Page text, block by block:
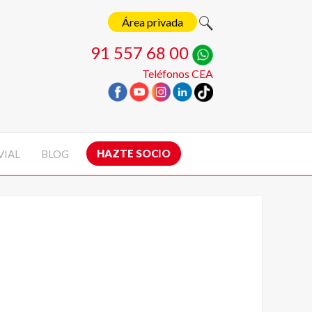
Área privada
91 557 68 00
Teléfonos CEA
BLOG HAZTE SOCIO